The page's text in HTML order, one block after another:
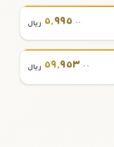
٥,٩٩٥.٠٠ ريال
٥٩,٩٥٣.٠٠ ريال